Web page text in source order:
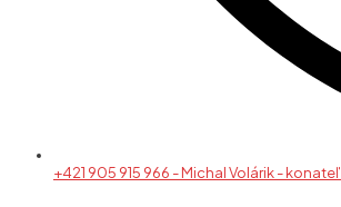
+421 905 915 966 - Michal Volárik - konateľ